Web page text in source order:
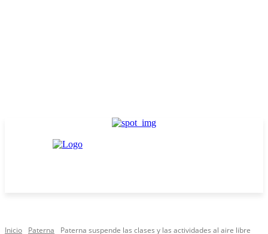
Inicio Paterna Paterna suspende las clases y las actividades al aire libre